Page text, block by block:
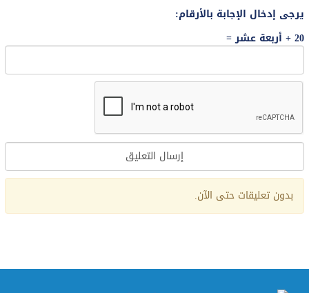
يرجى إدخال الإجابة بالأرقام:
20 + أربعة عشر =
بدون تعليقات حتى الآن.